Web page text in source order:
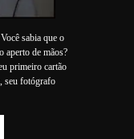
sabia que o
aperto de mãos?
primeiro cartão
seu fotógrafo